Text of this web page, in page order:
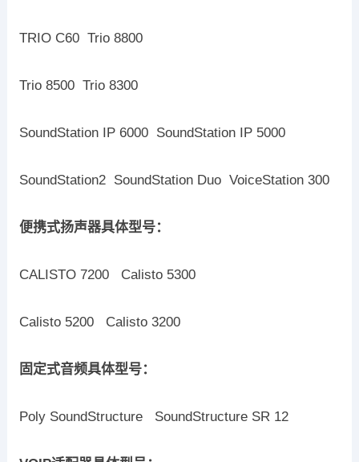
TRIO C60 Trio 8800
Trio 8500 Trio 8300
SoundStation IP 6000 SoundStation IP 5000
SoundStation2 SoundStation Duo VoiceStation 300
便携式扬声器具体型号：
CALISTO 7200 Calisto 5300
Calisto 5200 Calisto 3200
固定式音频具体型号：
Poly SoundStructure SoundStructure SR 12